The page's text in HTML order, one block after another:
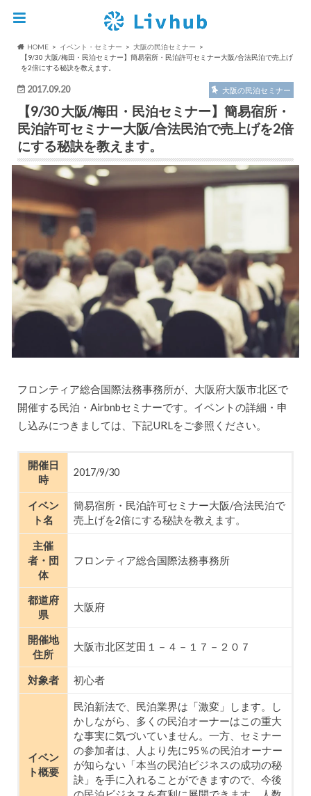
HOME イベント・セミナー
大阪の民泊セミナー
【9/30 大阪/梅田・民泊セミナー】簡易宿所・民泊許可セミナー大阪/合法民泊で売上げ
を2倍にする秘訣を教えます。
2017.09.20 大阪の民泊セミナー
【9/30 大阪/梅田・民泊セミナー】簡易宿所・
民泊許可セミナー大阪/合法民泊で売上げを2倍
にする秘訣を教えます。
フロンティア総合国際法務事務所が、大阪府大阪市北区で
開催する民泊・Airbnbセミナーです。イベントの詳細・申
し込みにつきましては、下記URLをご参照ください。
開催日
時
2017/9/30
イベン
ト名
簡易宿所・民泊許可セミナー大阪/合法民泊で
売上げを2倍にする秘訣を教えます。
主催
者・団
体
フロンティア総合国際法務事務所
都道府
県
大阪府
開催地
住所
大阪市北区芝田１－４－１７－２０７
対象者 初心者
イベン
ト概要
民泊新法で、民泊業界は「激変」します。し
かしながら、多くの民泊オーナーはこの重大
な事実に気づいていません。一方、セミナー
の参加者は、人より先に95％の民泊オーナー
が知らない「本当の民泊ビジネスの成功の秘
訣」を手に入れることができますので、今後